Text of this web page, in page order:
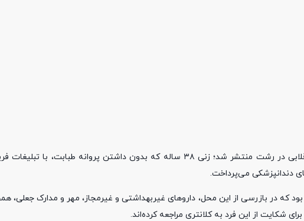
چند ساعت پیش خبر دستگیری یک دندانپزشک قلابی در رشت منتشر شد؛ زنی ۳۸ ساله که بدون داشتن پروانه
دندانپزشکی می‌پرداخت.
که در بازرسی از این محل، داروهای غیربهداشتی و غیرمجاز، مهر و مدارک جعلی،
شکایت از این فرد به کلانتری مراجعه کرده‌اند.